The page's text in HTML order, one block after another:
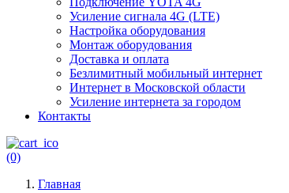
Усиление сигнала 4G (LTE)
Настройка оборудования
Монтаж оборудования
Доставка и оплата
Безлимитный мобильный интернет
Интернет в Московской области
Усиление интернета за городом
Контакты
(0)
Главная